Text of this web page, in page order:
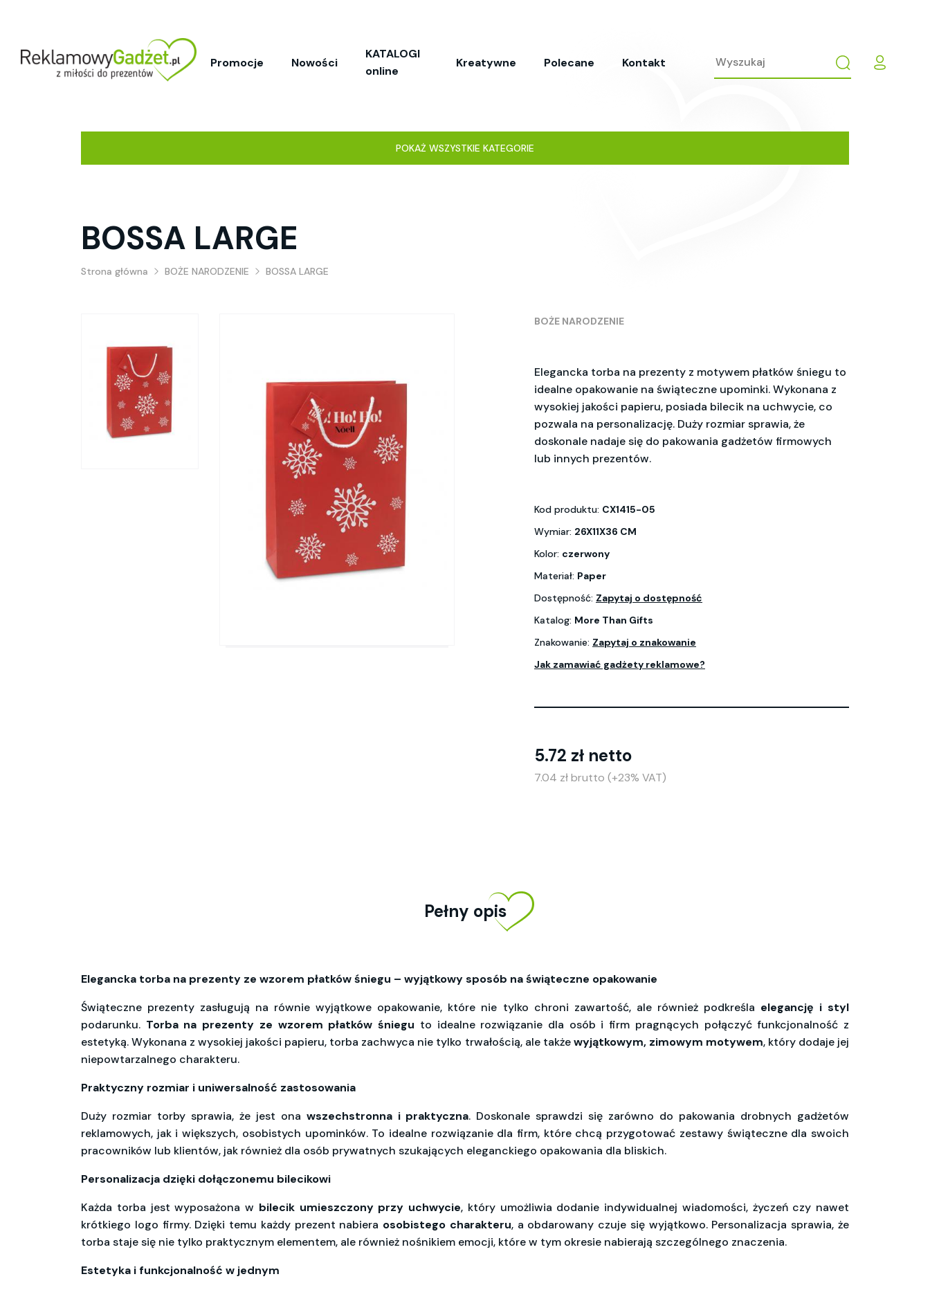
Promocje Nowości
KATALOGI
online
Kreatywne Polecane Kontakt
POKAŻ WSZYSTKIE KATEGORIE
BOSSA LARGE
Strona główna BOŻE NARODZENIE BOSSA LARGE
BOŻE NARODZENIE
Elegancka torba na prezenty z motywem płatków śniegu to
idealne opakowanie na świąteczne upominki. Wykonana z
wysokiej jakości papieru, posiada bilecik na uchwycie, co
pozwala na personalizację. Duży rozmiar sprawia, że
doskonale nadaje się do pakowania gadżetów firmowych
lub innych prezentów.
Kod produktu: CX1415-05
Wymiar: 26X11X36 CM
Kolor: czerwony
Materiał: Paper
Dostępność: Zapytaj o dostępność
Katalog: More Than Gifts
Znakowanie: Zapytaj o znakowanie
Jak zamawiać gadżety reklamowe?
5.72 zł netto
7.04 zł brutto (+23% VAT)
Pełny opis
Elegancka torba na prezenty ze wzorem płatków śniegu – wyjątkowy sposób na świąteczne opakowanie
Świąteczne prezenty zasługują na równie wyjątkowe opakowanie, które nie tylko chroni zawartość, ale również podkreśla elegancję i styl
podarunku. Torba na prezenty ze wzorem płatków śniegu to idealne rozwiązanie dla osób i firm pragnących połączyć funkcjonalność z
estetyką. Wykonana z wysokiej jakości papieru, torba zachwyca nie tylko trwałością, ale takżewyjątkowym, zimowym motywem, który dodaje jej
niepowtarzalnego charakteru.
Praktyczny rozmiar i uniwersalność zastosowania
Duży rozmiar torby sprawia, że jest ona wszechstronna i praktyczna. Doskonale sprawdzi się zarówno do pakowania drobnych gadżetów
reklamowych, jak i większych, osobistych upominków. To idealne rozwiązanie dla firm, które chcą przygotować zestawy świąteczne dla swoich
pracowników lub klientów, jak również dla osób prywatnych szukających eleganckiego opakowania dla bliskich.
Personalizacja dzięki dołączonemu bilecikowi
Każda torba jest wyposażona w bilecik umieszczony przy uchwycie, który umożliwia dodanie indywidualnej wiadomości, życzeń czy nawet
krótkiego logo firmy. Dzięki temu każdy prezent nabiera osobistego charakteru, a obdarowany czuje się wyjątkowo. Personalizacja sprawia, że
torba staje się nie tylko praktycznym elementem, ale również nośnikiem emocji, które w tym okresie nabierają szczególnego znaczenia.
Estetyka i funkcjonalność w jednym